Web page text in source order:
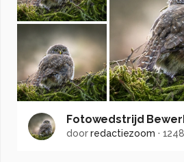
Fotowedstrijd
doorredactiezoom ·